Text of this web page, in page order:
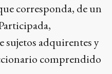
corresponda, de un
sujetos adquirentes y
comprendido